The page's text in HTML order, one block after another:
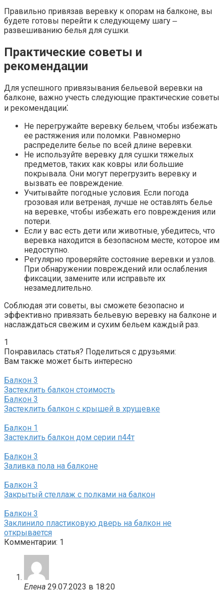
Правильно привязав веревку к опорам на балконе‚ вы
будете готовы перейти к следующему шагу ‒
развешиванию белья для сушки.
Практические советы и
рекомендации
Для успешного привязывания бельевой веревки на
балконе‚ важно учесть следующие практические советы
и рекомендации⁚
Не перегружайте веревку бельем‚ чтобы избежать
ее растяжения или поломки.​ Равномерно
распределите белье по всей длине веревки.​
Не используйте веревку для сушки тяжелых
предметов‚ таких как ковры или большие
покрывала. Они могут перегрузить веревку и
вызвать ее повреждение.​
Учитывайте погодные условия. Если погода
грозовая или ветреная‚ лучше не оставлять белье
на веревке‚ чтобы избежать его повреждения или
потери.​
Если у вас есть дети или животные‚ убедитесь‚ что
веревка находится в безопасном месте‚ которое им
недоступно.​
Регулярно проверяйте состояние веревки и узлов.​
При обнаружении повреждений или ослабления
фиксации‚ замените или исправьте их
незамедлительно.​
Соблюдая эти советы‚ вы сможете безопасно и
эффективно привязать бельевую веревку на балконе и
наслаждаться свежим и сухим бельем каждый раз.​
1
Понравилась статья? Поделиться с друзьями:
Вам также может быть интересно
Балкон 3
Застеклить балкон стоимость
Балкон 3
Застеклить балкон с крышей в хрущевке
Балкон 1
Застеклить балкон дом серии п44т
Балкон 3
Заливка пола на балконе
Балкон 3
Закрытый стеллаж с полками на балкон
Балкон 3
Заклинило пластиковую дверь на балкон не
открывается
Комментарии: 1
Елена 29.07.2023 в 18:20